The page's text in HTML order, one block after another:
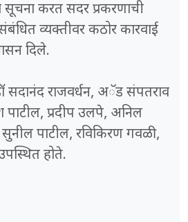
सूचना करत सदर प्रकरणाची
व्यक्तीवर कठोर कारवाई
दिले.
सदानंद राजवर्धन, अॅड संपतराव
प्रदीप उलपे, अनिल
पाटील, रविकिरण गवळी,
होते.